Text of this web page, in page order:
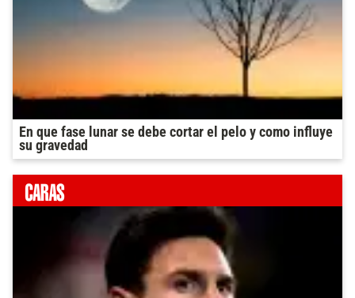
En que fase lunar se debe cortar el pelo y como influye
su gravedad